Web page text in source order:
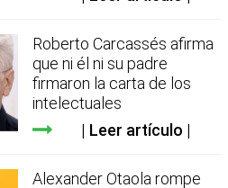
Roberto Carcassés afirma
que ni él ni su padre
firmaron la carta de los
intelectuales
Leer artículo
Alexander Otaola rompe